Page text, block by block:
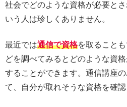
社会でどのような資格が必要と
いう人は珍しくありません。
最近では通信で資格を取ること
どを調べてみるとどのような資
することができます。通信講座
て、自分が取れそうな資格を確認